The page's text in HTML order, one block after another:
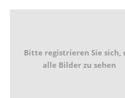
Bitte registrieren Sie sich,
alle Bilder zu sehen